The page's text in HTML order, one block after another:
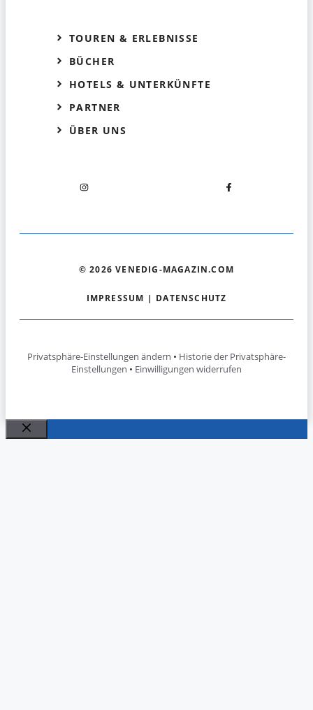
TOUREN & ERLEBNISSE
BÜCHER
HOTELS & UNTERKÜNFTE
PARTNER
ÜBER UNS
© 2026 VENEDIG-MAGAZIN.COM
IMPRESSUM | DATENSCHUTZ
Privatsphäre-Einstellungen ändern • Historie der Privatsphäre-
Einstellungen • Einwilligungen widerrufen
Schließen